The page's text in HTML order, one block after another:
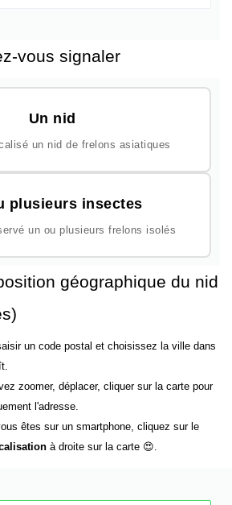
vous signaler
Un nid
un nid de frelons asiatiques
plusieurs insectes
un ou plusieurs frelons isolés
géographique du nid
un code postal et choisissez la ville dans
zoomer, déplacer, cliquer sur la carte pour
l'adresse.
êtes sur un smartphone, cliquez sur le
à droite sur la carte 😍.